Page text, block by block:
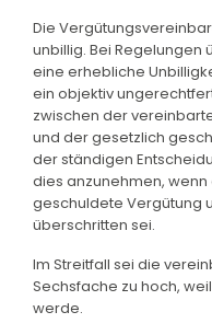
Die
unbillig. Bei Regelungen
eine erhebliche
ein objektiv
zwischen der
und der gesetzlich
der ständigen
dies anzunehmen,
geschuldete Vergütung
überschritten sei.
Im Streitfall sei die
Sechsfache zu hoch,
werde.